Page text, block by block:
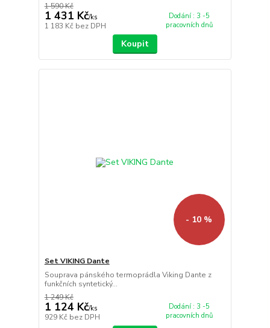
1 590 Kč
1 431 Kč/ks
1 183 Kč bez DPH
Dodání : 3 -5
pracovních dnů
Koupit
- 10 %
Set VIKING Dante
Souprava pánského termoprádla Viking Dante z
funkčních syntetický...
1 249 Kč
1 124 Kč/ks
929 Kč bez DPH
Dodání : 3 -5
pracovních dnů